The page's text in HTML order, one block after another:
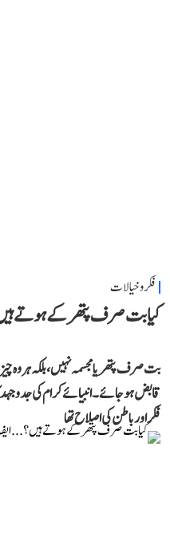
فکر و خیالات
کیا بت صرف پتھر کے ہوتے
بت صرف پتھر یا مجسمہ نہیں، بلکہ ہر وہ
قابض ہو جائے۔ انبیائے کرام کی
فکر اور باطن کی اصلاح تھا